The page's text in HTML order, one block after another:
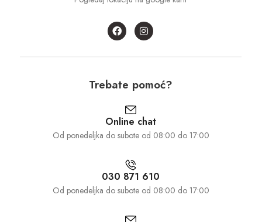
Trebate pomoć?
Online chat
Od ponedeljka do subote od 08:00 do 17:00
030 871 610
Od ponedeljka do subote od 08:00 do 17:00